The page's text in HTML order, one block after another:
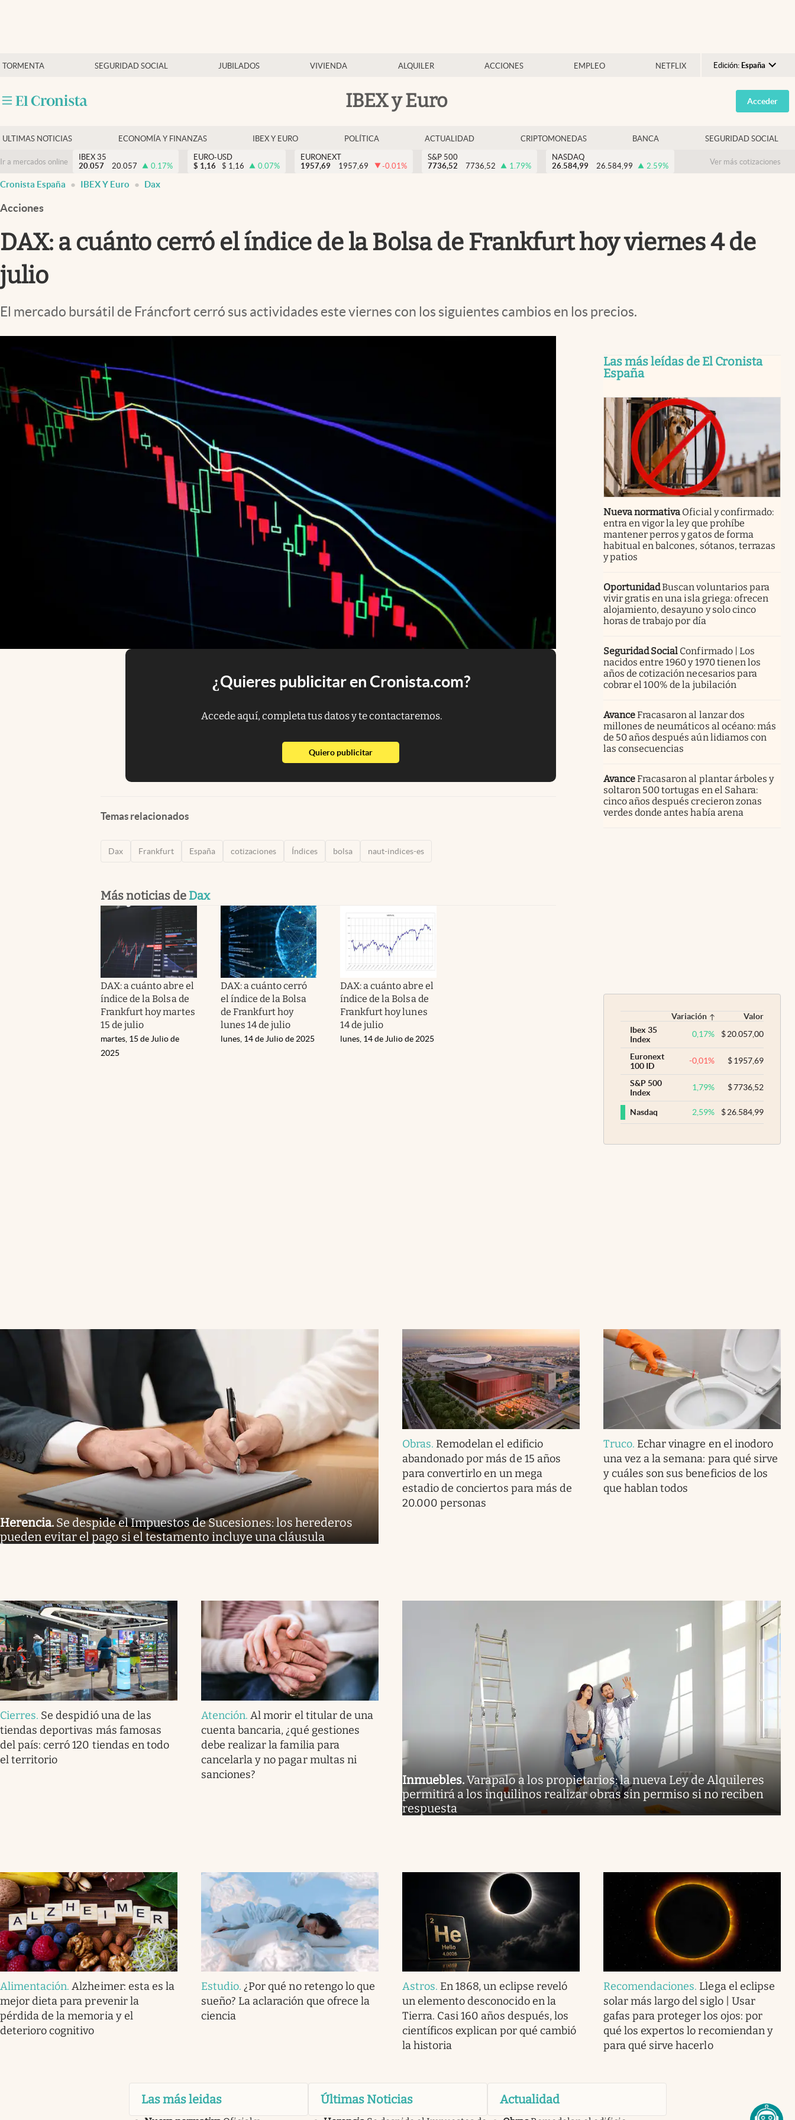
TORMENTA SEGURIDAD SOCIAL JUBILADOS VIVIENDA ALQUILER ACCIONES EMPLEO NETFLIX Edición: España
Argentina
España
USA
Colombia
IBEX y Euro
Economía y finanzas
Criptomonedas
Acceder
ULTIMAS NOTICIAS ECONOMÍA Y FINANZAS IBEX Y EURO POLÍTICA ACTUALIDAD CRIPTOMONEDAS BANCA SEGURIDAD SOCIAL
Ir a mercados online
IBEX 35
20.057
20.057 0.17%
EURO-USD
$ 1,16 $ 1,16 0.07%
EURONEXT
1957,69
1957,69 -0.01%
S&P 500
7736,52
7736,52 1.79%
NASDAQ
26.584,99
26.584,99 2.59% Ver más cotizaciones
Cronista España IBEX Y Euro Dax
Acciones
DAX: a cuánto cerró el índice de la Bolsa de Frankfurt hoy viernes 4 de
julio
El mercado bursátil de Fráncfort cerró sus actividades este viernes con los siguientes cambios en los precios.
¿Quieres publicitar en Cronista.com?
Accede aquí, completa tus datos y te contactaremos.
Quiero publicitarabre en nueva pestaña
Temas relacionados
Dax Frankfurt España cotizaciones Índices bolsa naut-indices-es
Más noticias de Dax
DAX: a cuánto abre el
índice de la Bolsa de
Frankfurt hoy martes
15 de julio
martes, 15 de Julio de
2025
DAX: a cuánto cerró
el índice de la Bolsa
de Frankfurt hoy
lunes 14 de julio
lunes, 14 de Julio de 2025
DAX: a cuánto abre el
índice de la Bolsa de
Frankfurt hoy lunes
14 de julio
lunes, 14 de Julio de 2025
Las más leídas de El Cronista
España
Nueva normativa Oficial y confirmado:
entra en vigor la ley que prohíbe
mantener perros y gatos de forma
habitual en balcones, sótanos, terrazas
y patios
OportunidadBuscan voluntarios para
vivir gratis en una isla griega: ofrecen
alojamiento, desayuno y solo cinco
horas de trabajo por día
Seguridad Social Confirmado | Los
nacidos entre 1960 y 1970 tienen los
años de cotización necesarios para
cobrar el 100% de la jubilación
AvanceFracasaron al lanzar dos
millones de neumáticos al océano: más
de 50 años después aún lidiamos con
las consecuencias
AvanceFracasaron al plantar árboles y
soltaron 500 tortugas en el Sahara:
cinco años después crecieron zonas
verdes donde antes había arena
Variación
Valor
Ibex 35
Index
0,17% $20.057,00
Euronext
100 ID
-0,01% $1957,69
S&P 500
Index
1,79% $7736,52
Nasdaq 2,59% $26.584,99
Herencia. Se despide el Impuestos de Sucesiones: los herederos
pueden evitar el pago si el testamento incluye una cláusula
Obras. Remodelan el edificio
abandonado por más de 15 años
para convertirlo en un mega
estadio de conciertos para más de
20.000 personas
Truco. Echar vinagre en el inodoro
una vez a la semana: para qué sirve
y cuáles son sus beneficios de los
que hablan todos
Cierres. Se despidió una de las
tiendas deportivas más famosas
del país: cerró 120 tiendas en todo
el territorio
Atención.Al morir el titular de una
cuenta bancaria, ¿qué gestiones
debe realizar la familia para
cancelarla y no pagar multas ni
sanciones?
Inmuebles.Varapalo a los propietarios: la nueva Ley de Alquileres
permitirá a los inquilinos realizar obras sin permiso si no reciben
respuesta
Alimentación.Alzheimer: esta es la
mejor dieta para prevenir la
pérdida de la memoria y el
deterioro cognitivo
Estudio. ¿Por qué no retengo lo que
sueño? La aclaración que ofrece la
ciencia
Astros. En 1868, un eclipse reveló
un elemento desconocido en la
Tierra. Casi 160 años después, los
científicos explican por qué cambió
la historia
Recomendaciones. Llega el eclipse
solar más largo del siglo | Usar
gafas para proteger los ojos: por
qué los expertos lo recomiendan y
para qué sirve hacerlo
Las más leidas Últimas Noticias Actualidad